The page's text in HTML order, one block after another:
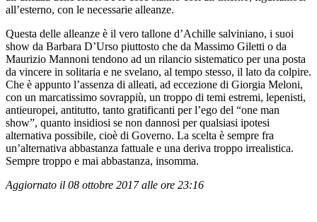
all’esterno, con le necessarie alleanze.
Questa delle alleanze è il vero tallone d’Achille salviniano, i suoi
show da Barbara D’Urso piuttosto che da Massimo Giletti o da
Maurizio Mannoni tendono ad un rilancio sistematico per una posta
da vincere in solitaria e ne svelano, al tempo stesso, il lato da colpire.
Che è appunto l’assenza di alleati, ad eccezione di Giorgia Meloni,
con un marcatissimo sovrappiù, un troppo di temi estremi, lepenisti,
antieuropei, antitutto, tanto gratificanti per l’ego del “one man
show”, quanto insidiosi se non dannosi per qualsiasi ipotesi
alternativa possibile, cioè di Governo. La scelta è sempre fra
un’alternativa abbastanza fattuale e una deriva troppo irrealistica.
Sempre troppo e mai abbastanza, insomma.
Aggiornato il 08 ottobre 2017 alle ore 23:16